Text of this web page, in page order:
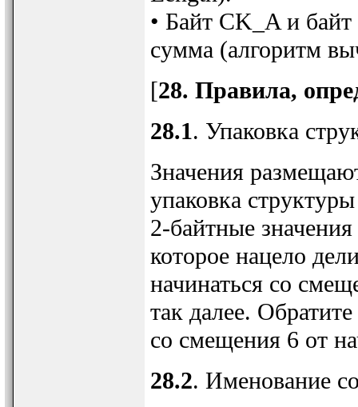
• Байт CK_A и
сумма (алгоритм
[28. Правила,
28.1. Упаковка
Значения
упаковка
2-байтные
которое нацело
начинаться со
так далее.
со смещения 6 от
28.2. Именование